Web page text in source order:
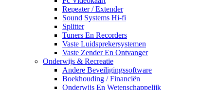
Repeater / Extender
Sound Systems Hi-fi
Splitter
Tuners En Recorders
Vaste Luidsprekersystemen
Vaste Zender En Ontvanger
Onderwijs & Recreatie
Andere Beveiligingssoftware
Boekhouding / Financiën
Onderwijs En Wetenschappelijk